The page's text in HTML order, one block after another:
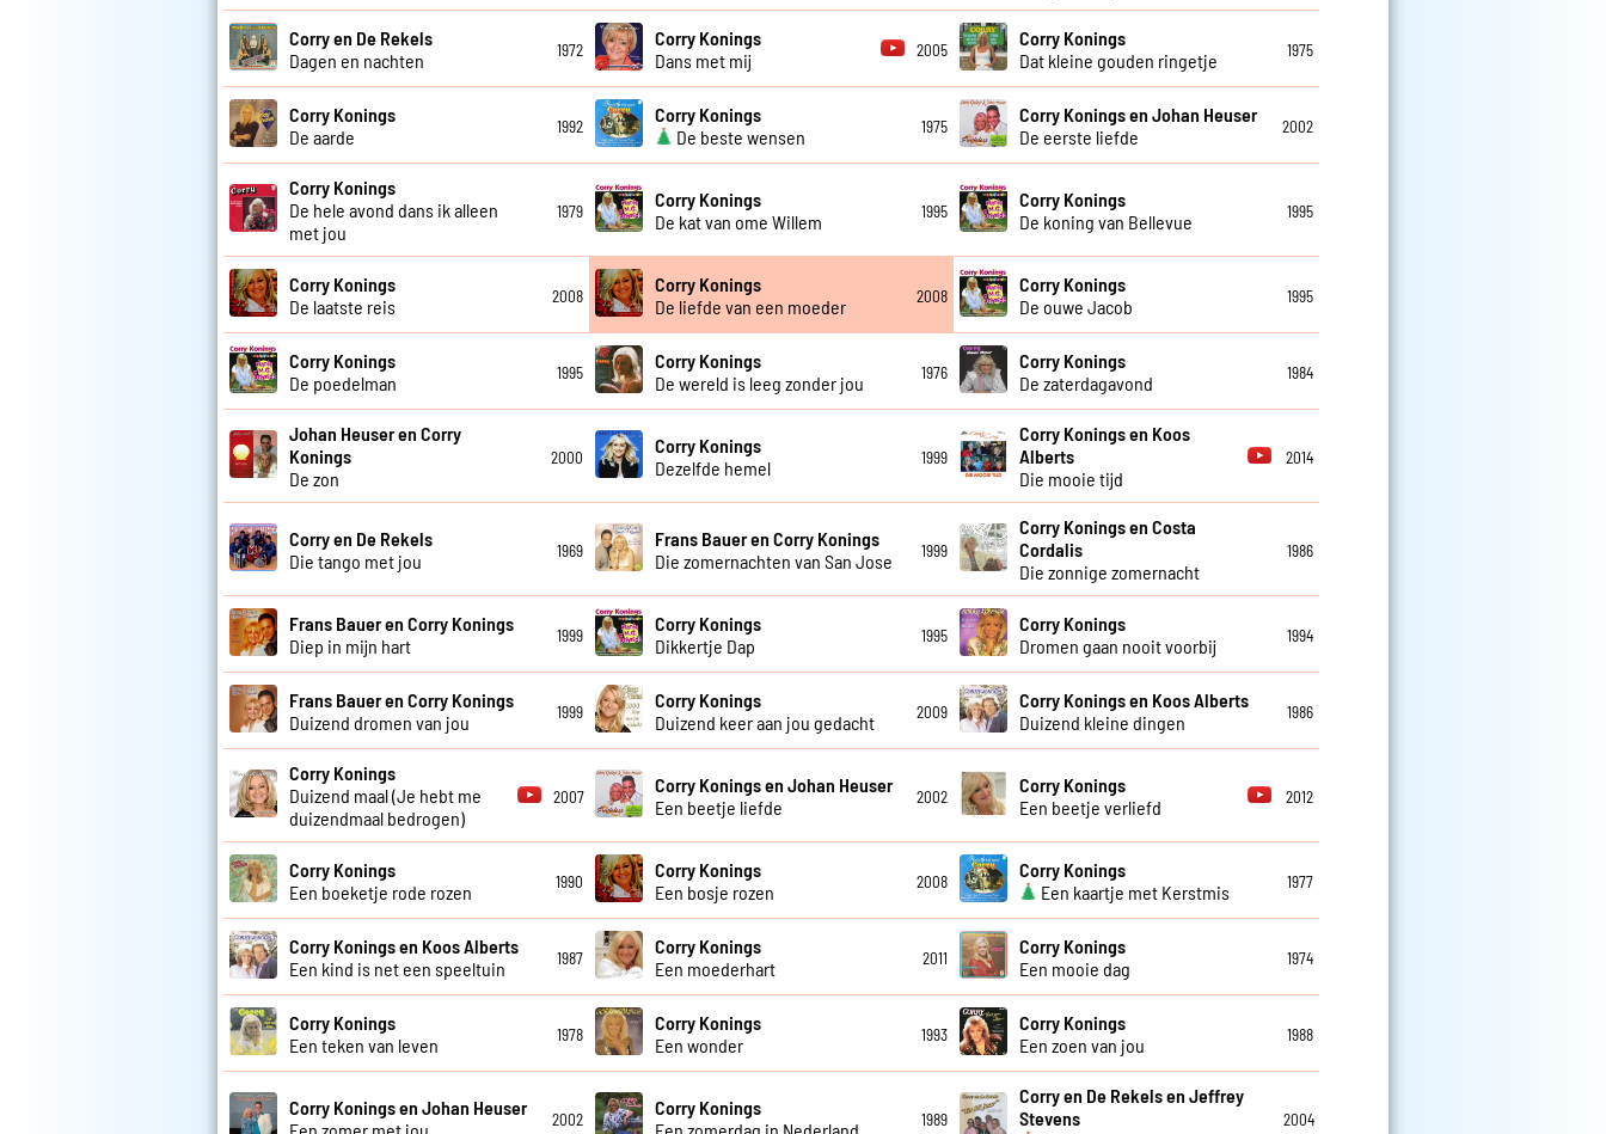
Corry en De Rekels
Dagen en nachten
1972
Corry Konings
Dans met mij
2005
Corry Konings
Dat kleine gouden ringetje
1975
Corry Konings
De aarde
1992
Corry Konings
De beste wensen
1975
Corry Konings en Johan Heuser
De eerste liefde
2002
Corry Konings
De hele avond dans ik alleen
met jou
1979
Corry Konings
De kat van ome Willem
1995
Corry Konings
De koning van Bellevue
1995
Corry Konings
De laatste reis
2008
Corry Konings
De liefde van een moeder
2008
Corry Konings
De ouwe Jacob
1995
Corry Konings
De poedelman
1995
Corry Konings
De wereld is leeg zonder jou
1976
Corry Konings
De zaterdagavond
1984
Johan Heuser en Corry
Konings
De zon
2000
Corry Konings
Dezelfde hemel
1999
Corry Konings en Koos
Alberts
Die mooie tijd
2014
Corry en De Rekels
Die tango met jou
1969
Frans Bauer en Corry Konings
Die zomernachten van San Jose
1999
Corry Konings en Costa
Cordalis
Die zonnige zomernacht
1986
Frans Bauer en Corry Konings
Diep in mijn hart
1999
Corry Konings
Dikkertje Dap
1995
Corry Konings
Dromen gaan nooit voorbij
1994
Frans Bauer en Corry Konings
Duizend dromen van jou
1999
Corry Konings
Duizend keer aan jou gedacht
2009
Corry Konings en Koos Alberts
Duizend kleine dingen
1986
Corry Konings
Duizend maal (Je hebt me
duizendmaal bedrogen)
2007
Corry Konings en Johan Heuser
Een beetje liefde
2002
Corry Konings
Een beetje verliefd
2012
Corry Konings
Een boeketje rode rozen
1990
Corry Konings
Een bosje rozen
2008
Corry Konings
Een kaartje met Kerstmis
1977
Corry Konings en Koos Alberts
Een kind is net een speeltuin
1987
Corry Konings
Een moederhart
2011
Corry Konings
Een mooie dag
1974
Corry Konings
Een teken van leven
1978
Corry Konings
Een wonder
1993
Corry Konings
Een zoen van jou
1988
Corry Konings en Johan Heuser
2002
Corry Konings
1989
Corry en De Rekels en Jeffrey
Stevens
2004